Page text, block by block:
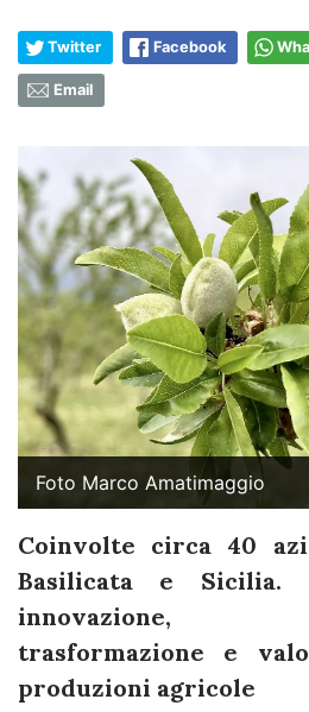
Twitter Facebook
Email
Foto Marco Amatimaggio
Coinvolte circa 40
Basilicata e Sicilia.
innovazione,
trasformazione e
produzioni agricole